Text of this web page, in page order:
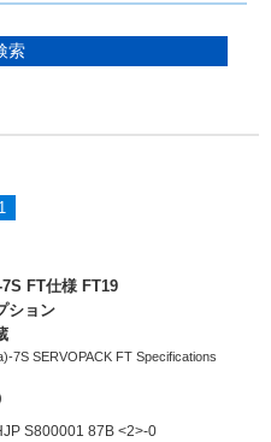
1
FT仕様 FT19
ション
7S SERVOPACK FT Specifications
S800001 87B <2>-0